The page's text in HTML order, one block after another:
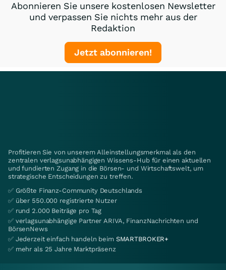
Abonnieren Sie unsere kostenlosen Newsletter
und verpassen Sie nichts mehr aus der
Redaktion
Jetzt abonnieren!
Profitieren Sie von unserem Alleinstellungsmerkmal als den
zentralen verlagsunabhängigen Wissens-Hub für einen aktuellen
und fundierten Zugang in die Börsen- und Wirtschaftswelt, um
strategische Entscheidungen zu treffen.
✅ Größte Finanz-Community Deutschlands
✅ über 550.000 registrierte Nutzer
✅ rund 2.000 Beiträge pro Tag
✅ verlagsunabhängige Partner ARIVA, FinanzNachrichten und
BörsenNews
✅ Jederzeit einfach handeln beim SMARTBROKER+
✅ mehr als 25 Jahre Marktpräsenz